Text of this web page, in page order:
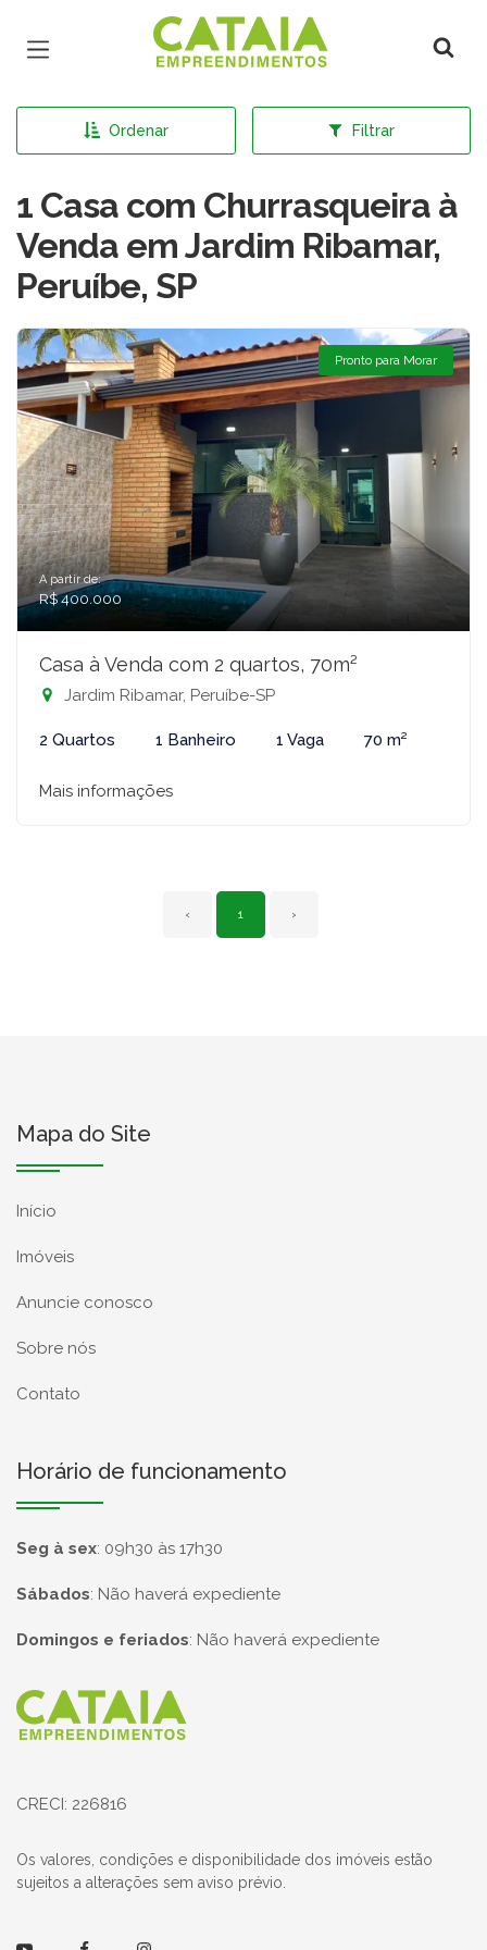
Página inicial
Ordenar Filtrar
1 Casa com Churrasqueira à
Venda em Jardim Ribamar,
Peruíbe, SP
Pronto para Morar
A partir de:
R$ 400.000
Casa à Venda com 2 quartos, 70m²
Jardim Ribamar, Peruíbe-SP
2 Quartos 1 Banheiro 1 Vaga 70 m²
Mais informações
‹ 1 ›
Mapa do Site
Início
Imóveis
Anuncie conosco
Sobre nós
Contato
Horário de funcionamento
Seg à sex: 09h30 às 17h30
Sábados: Não haverá expediente
Domingos e feriados: Não haverá expediente
Página inicial
CRECI: 226816
Os valores, condições e disponibilidade dos imóveis estão
sujeitos a alterações sem aviso prévio.